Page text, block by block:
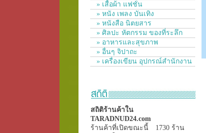
» เสื้อผ้า แฟชั่น
» หนัง เพลง บันเทิง
» หนังสือ นิตยสาร
» ศิลปะ หัตกรรม ของที่ระลึก
» อาหารและสุขภาพ
» อื่นๆ จิปาถะ
» เครื่องเขียน อุปกรณ์สำนักงาน
สถิติร้านค้าใน
TARADNUD24.com
ร้านค้าที่เปิดขณะนี้
1730 ร้าน